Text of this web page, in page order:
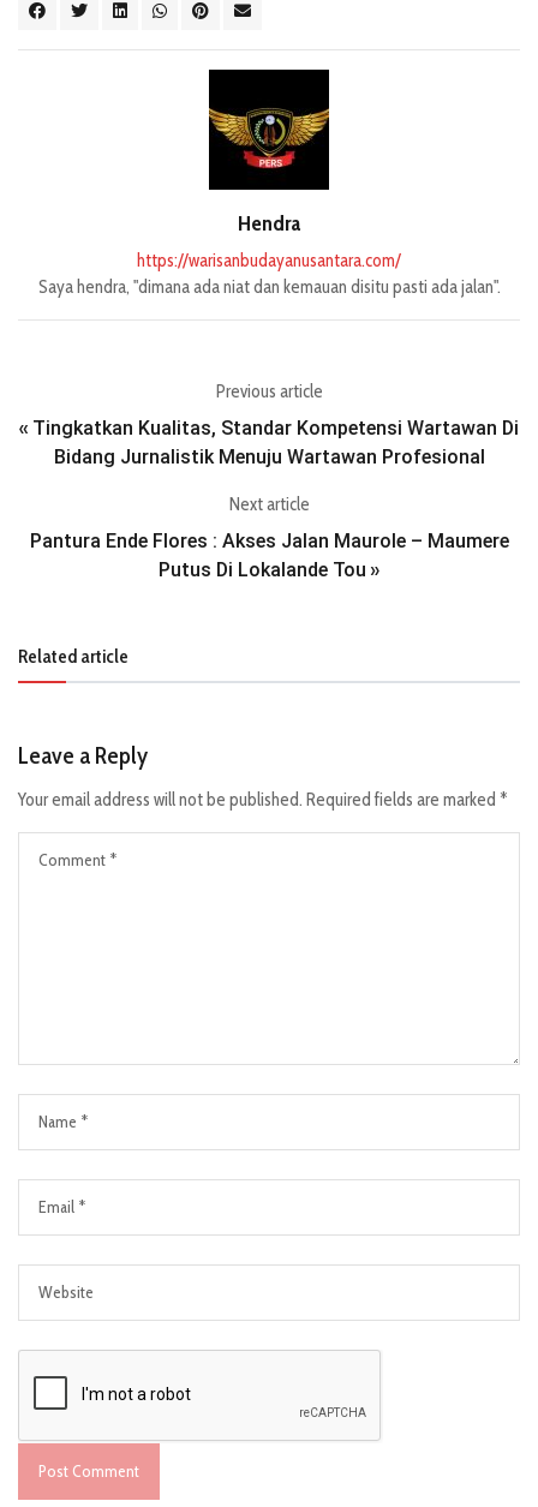
Hendra
https://warisanbudayanusantara.com/
Saya hendra, "dimana ada niat dan kemauan disitu pasti ada jalan".
Previous article
« Tingkatkan Kualitas, Standar Kompetensi Wartawan Di
Bidang Jurnalistik Menuju Wartawan Profesional
Next article
Pantura Ende Flores : Akses Jalan Maurole – Maumere
Putus Di Lokalande Tou »
Related article
Leave a Reply
Your email address will not be published. Required fields are marked *